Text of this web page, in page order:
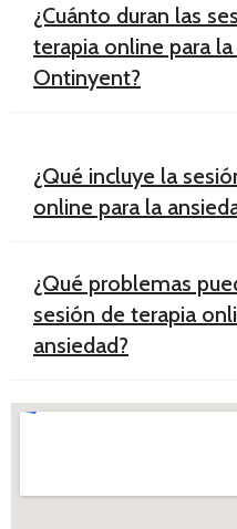
¿Cuánto duran las
terapia online para
Ontinyent?
¿Qué incluye la
online para la
¿Qué problemas
sesión de terapia
ansiedad?